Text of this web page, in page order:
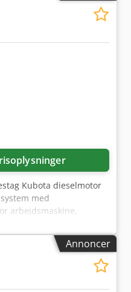
Kubota dieselmotor
med
arbejdsmaskine,
Slæbekrog med
Opbevaringssted: null
Annoncer